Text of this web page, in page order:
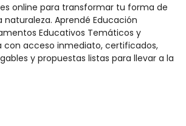
online para transformar tu forma de
Aprendé Educación
Educativos Temáticos y
con acceso inmediato, certificados,
y propuestas listas para llevar a la